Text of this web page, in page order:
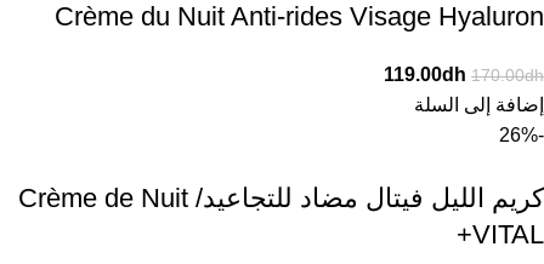
Crème du Nuit Anti-rides Visage Hyaluron
170.00dh
119.00dh
إضافة إلى السلة
-26%
كريم الليل فيتال مضاد للتجاعيد/ Crème de Nuit
VITAL+